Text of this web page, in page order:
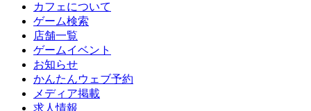
カフェについて
ゲーム検索
店舗一覧
ゲームイベント
お知らせ
かんたんウェブ予約
メディア掲載
求人情報